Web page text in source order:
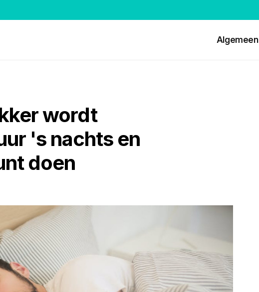
Algemeen
wordt
's nachts en
doen